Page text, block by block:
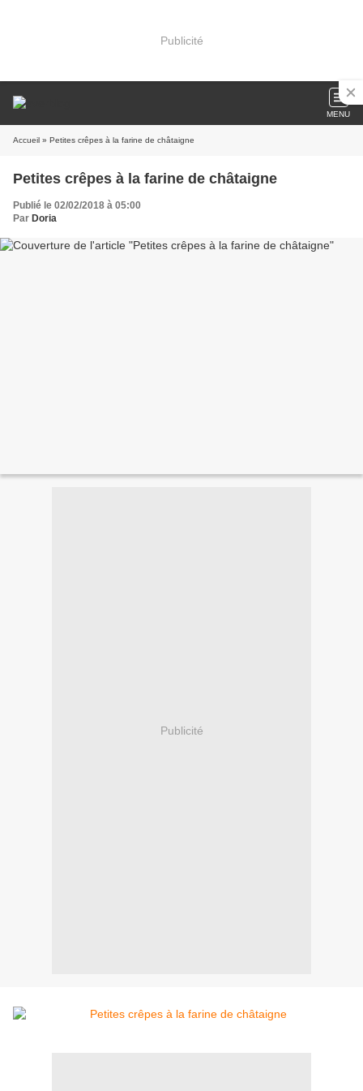
Publicité
MENU
Accueil » Petites crêpes à la farine de châtaigne
Petites crêpes à la farine de châtaigne
Publié le 02/02/2018 à 05:00
Par Doria
Publicité